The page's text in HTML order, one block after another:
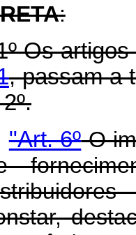
:
Os
, passam a
"Art. 6ºO